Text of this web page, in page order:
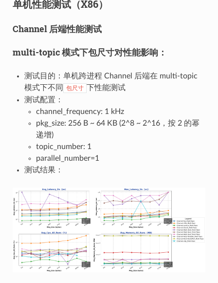
单机性能测试（X86）
Channel 后端性能测试
multi-topic 模式下包尺寸对性能影响：
测试目的：单机跨进程 Channel 后端在 multi-topic
模式下不同
包尺寸
下性能测试
测试配置：
channel_frequency: 1 kHz
pkg_size: 256 B ~ 64 KB (2^8 ~ 2^16，按 2 的幂
递增)
topic_number: 1
parallel_number=1
测试结果：